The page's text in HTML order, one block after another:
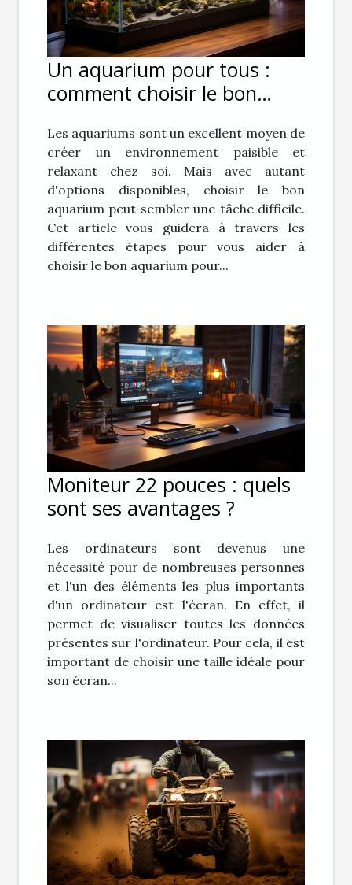
Un aquarium pour tous :
comment choisir le bon
Les aquariums sont un excellent moyen de
créer un environnement paisible et
relaxant chez soi. Mais avec autant
d'options disponibles, choisir le bon
aquarium peut sembler une tâche difficile.
Cet article vous guidera à travers les
différentes étapes pour vous aider à
choisir le bon aquarium pour...
Moniteur 22 pouces : quels
sont ses avantages ?
Les ordinateurs sont devenus une
nécessité pour de nombreuses personnes
et l'un des éléments les plus importants
d'un ordinateur est l'écran. En effet, il
permet de visualiser toutes les données
présentes sur l'ordinateur. Pour cela, il est
important de choisir une taille idéale pour
son écran...